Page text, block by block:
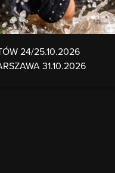
MODLIN
24/25.10.2026
31.10.2026